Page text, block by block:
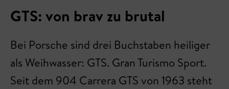
GTS: von brav zu brutal
Bei Porsche sind drei Buchstaben heiliger
als Weihwasser: GTS. Gran Turismo Sport.
Seit dem 904 Carrera GTS von 1963 steht